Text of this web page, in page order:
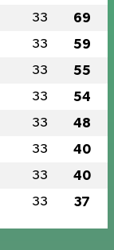
33 69
33 59
33 55
33 54
33 48
33 40
33 40
33 37